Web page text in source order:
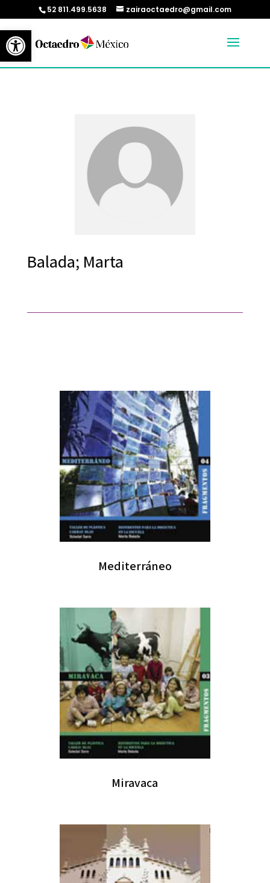
Abrir barra de herramientas
52 811.499.5638 zairaoctaedro@gmail.com
Balada; Marta
Mediterráneo
Miravaca